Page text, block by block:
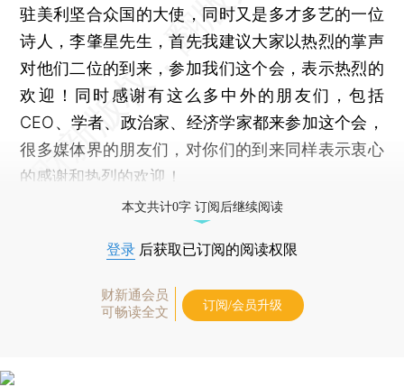
驻美利坚合众国的大使，同时又是多才多艺的一位
诗人，李肇星先生，首先我建议大家以热烈的掌声
对他们二位的到来，参加我们这个会，表示热烈的
欢迎！同时感谢有这么多中外的朋友们，包括
CEO、学者、政治家、经济学家都来参加这个会，
很多媒体界的朋友们，对你们的到来同样表示衷心
的感谢和热烈的欢迎！
本文共计0字 订阅后继续阅读
登录 后获取已订阅的阅读权限
财新通会员
可畅读全文
订阅/会员升级